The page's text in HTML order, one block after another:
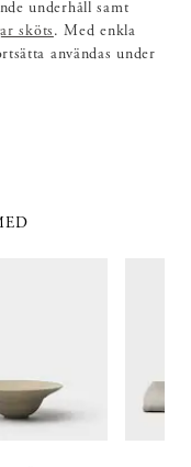
underhåll samt
sköts . Med enkla
användas under